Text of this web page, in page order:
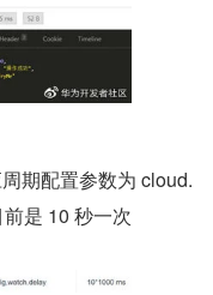
期配置参数为 cloud.
是 10 秒一次